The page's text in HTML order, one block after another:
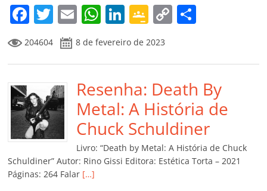
F
a
c
e
b
o
o
k
T
w
itt
er
E
m
ai
l
W
at
s
A
p
p
Li
k
e
dI
n
G
o
o
gl
e
Cl
a
ss
ro
C
y
Li
n
k
p
ar
til
h
ar
204604 8 de fevereiro de 2023
Resenha: Death By
Metal: A História de
Chuck Schuldiner
Livro: “Death by Metal: A História de Chuck
Schuldiner” Autor: Rino Gissi Editora: Estética Torta – 2021
Páginas: 264 Falar […]